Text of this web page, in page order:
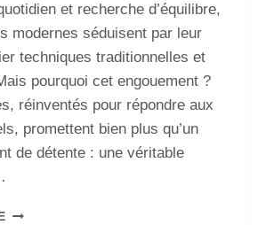
et recherche d’équilibre,
modernes séduisent par leur
techniques traditionnelles et
pourquoi cet engouement ?
réinventés pour répondre aux
promettent bien plus qu’un
de détente : une véritable